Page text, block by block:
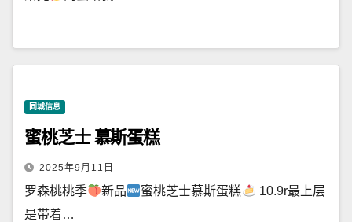
同城信息
蜜桃芝士 慕斯蛋糕
2025年9月11日
罗森桃桃季 新品 蜜桃芝士慕斯蛋糕
10.9r最上层
是带着…